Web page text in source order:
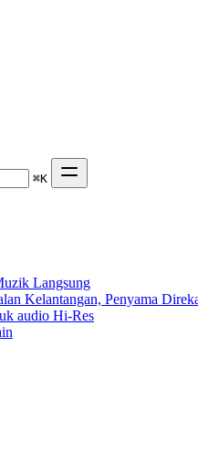
⌘K
Langsung
Kelantangan, Penyama
audio Hi-Res